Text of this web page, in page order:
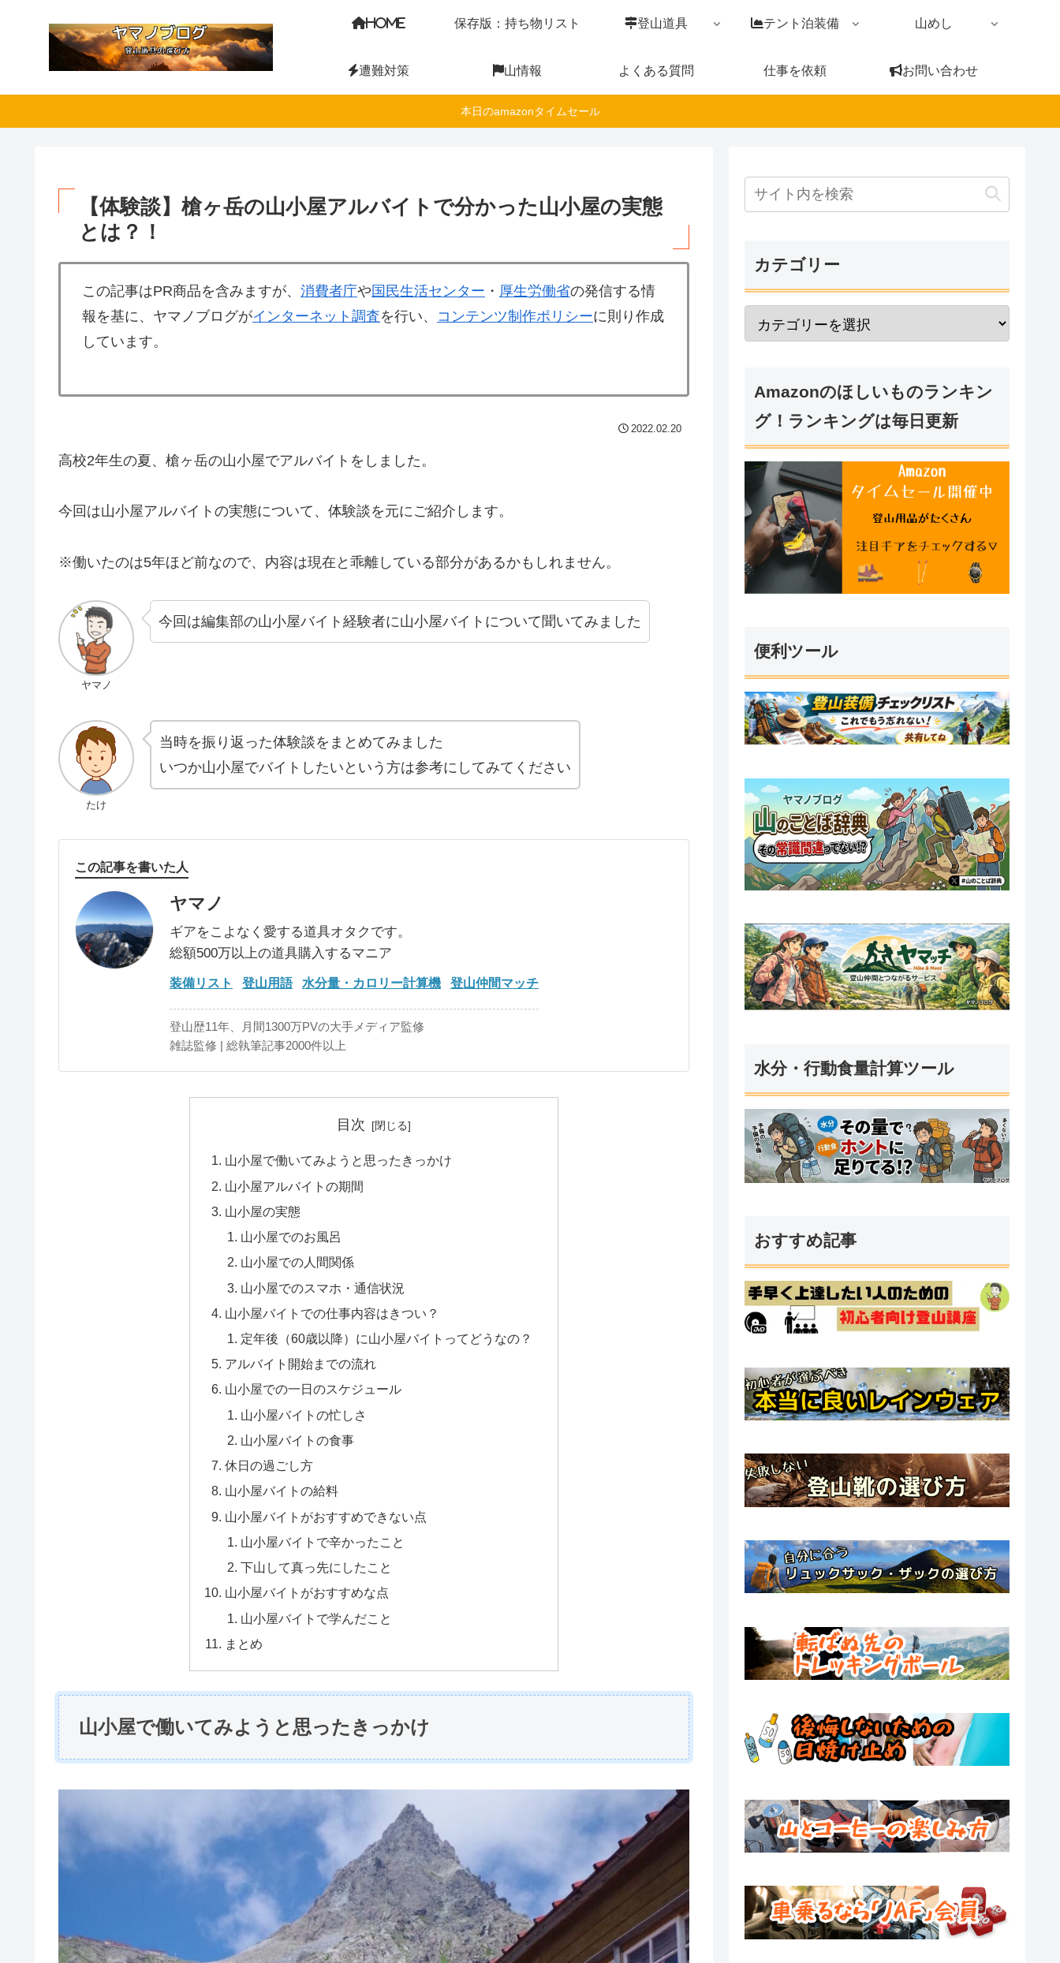
HOME 保存版：持ち物リスト 登山道具 テント泊装備 山めし
遭難対策 山情報 よくある質問 仕事を依頼 お問い合わせ
本日のamazonタイムセール
【体験談】槍ヶ岳の山小屋アルバイトで分かった山小屋の実態
とは？！
この記事はPR商品を含みますが、 消費者庁や 国民生活センター ・ 厚生労働省の発信する情
報を基に、ヤマノブログがインターネット調査を行い、 コンテンツ制作ポリシーに則り作成
しています。
2022.02.20
高校2年生の夏、槍ヶ岳の山小屋でアルバイトをしました。
今回は山小屋アルバイトの実態について、体験談を元にご紹介します。
※働いたのは5年ほど前なので、内容は現在と乖離している部分があるかもしれません。
ヤマノ
今回は編集部の山小屋バイト経験者に山小屋バイトについて聞いてみました
たけ
当時を振り返った体験談をまとめてみました
いつか山小屋でバイトしたいという方は参考にしてみてください
この記事を書いた人
ヤマノ
ギアをこよなく愛する道具オタクです。
総額500万以上の道具購入するマニア
装備リスト 登山用語 水分量・カロリー計算機 登山仲間マッチ
登山歴11年、月間1300万PVの大手メディア監修
雑誌監修 | 総執筆記事2000件以上
目次
山小屋で働いてみようと思ったきっかけ
山小屋アルバイトの期間
山小屋の実態
山小屋でのお風呂
山小屋での人間関係
山小屋でのスマホ・通信状況
山小屋バイトでの仕事内容はきつい？
定年後（60歳以降）に山小屋バイトってどうなの？
アルバイト開始までの流れ
山小屋での一日のスケジュール
山小屋バイトの忙しさ
山小屋バイトの食事
休日の過ごし方
山小屋バイトの給料
山小屋バイトがおすすめできない点
山小屋バイトで辛かったこと
下山して真っ先にしたこと
山小屋バイトがおすすめな点
山小屋バイトで学んだこと
まとめ
山小屋で働いてみようと思ったきっかけ
カテゴリー
Amazonのほしいものランキン
グ！ランキングは毎日更新
便利ツール
水分・行動食量計算ツール
おすすめ記事